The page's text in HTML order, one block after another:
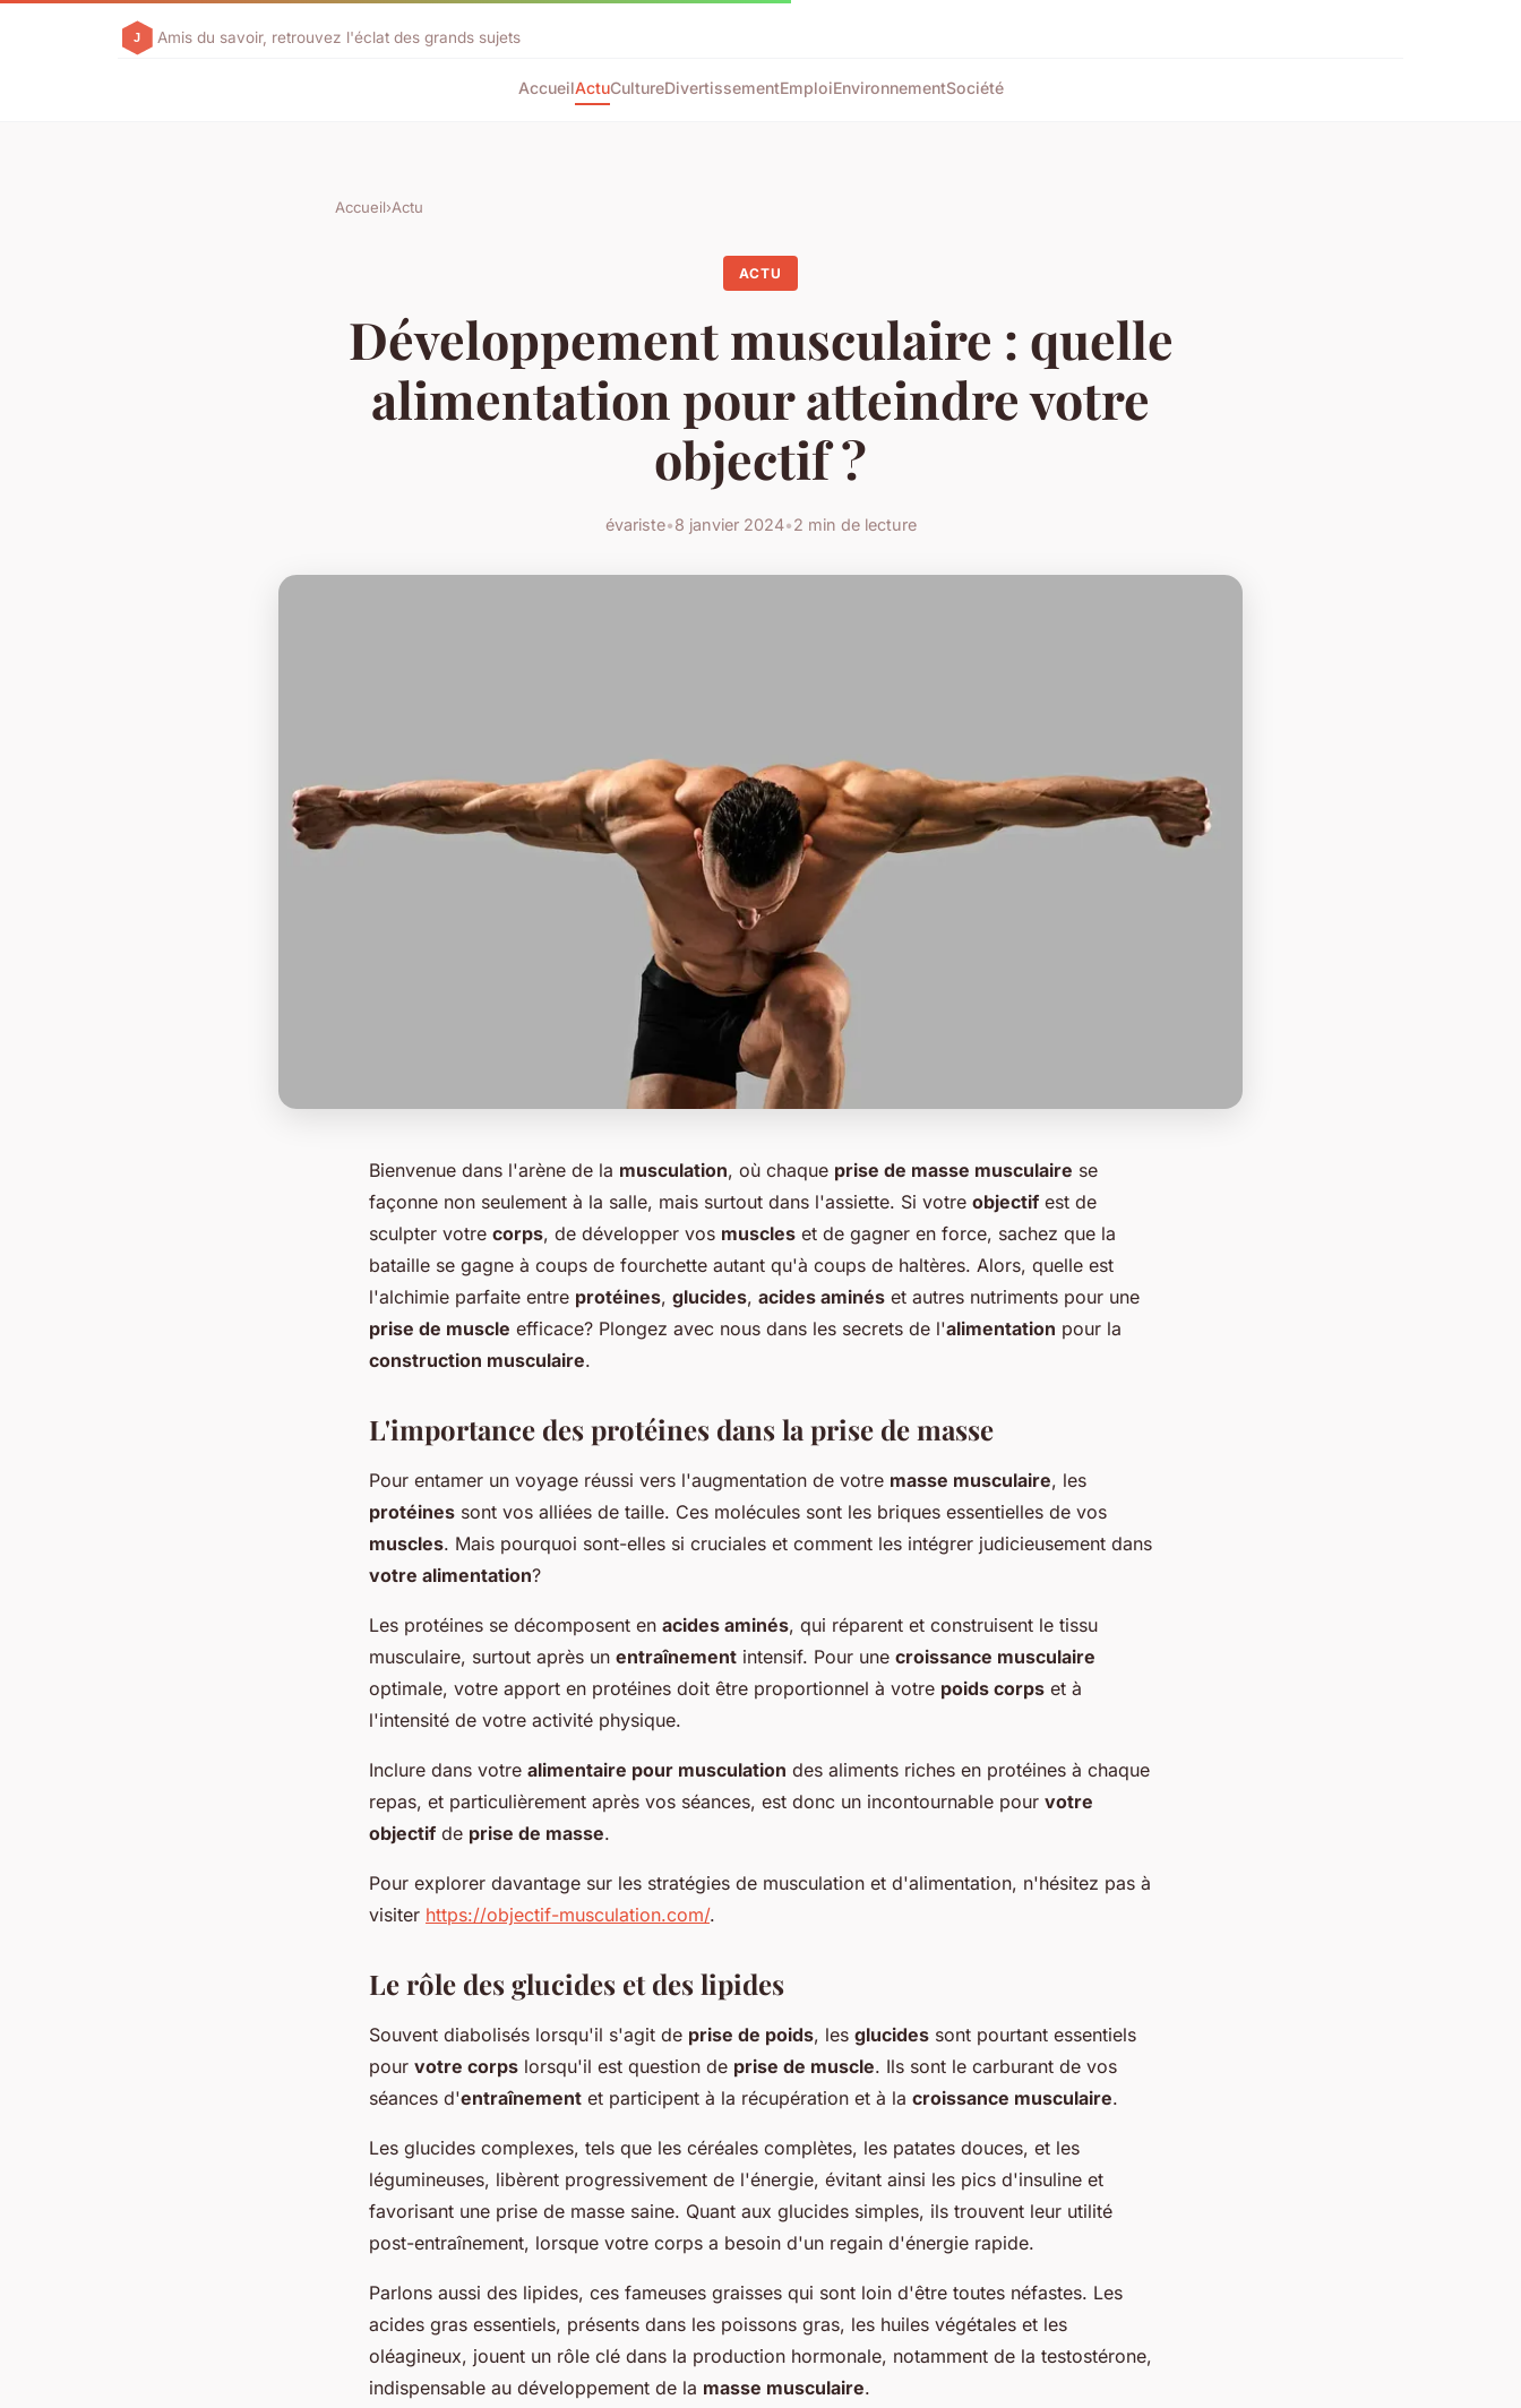
Amis du savoir, retrouvez l'éclat des grands sujets
AccueilActuCultureDivertissementEmploiEnvironnementSociété
Accueil›Actu
ACTU
Développement musculaire : quelle
alimentation pour atteindre votre
objectif ?
évariste•8 janvier 2024•2 min de lecture
Bienvenue dans l'arène de la musculation, où chaque prise de masse musculaire se
façonne non seulement à la salle, mais surtout dans l'assiette. Si votre objectif est de
sculpter votre corps, de développer vos muscles et de gagner en force, sachez que la
bataille se gagne à coups de fourchette autant qu'à coups de haltères. Alors, quelle est
l'alchimie parfaite entre protéines, glucides, acides aminés et autres nutriments pour une
prise de muscle efficace? Plongez avec nous dans les secrets de l'alimentation pour la
construction musculaire.
L'importance des protéines dans la prise de masse
Pour entamer un voyage réussi vers l'augmentation de votre masse musculaire, les
protéines sont vos alliées de taille. Ces molécules sont les briques essentielles de vos
muscles. Mais pourquoi sont-elles si cruciales et comment les intégrer judicieusement dans
votre alimentation?
Les protéines se décomposent en acides aminés, qui réparent et construisent le tissu
musculaire, surtout après un entraînement intensif. Pour une croissance musculaire
optimale, votre apport en protéines doit être proportionnel à votre poids corps et à
l'intensité de votre activité physique.
Inclure dans votre alimentaire pour musculation des aliments riches en protéines à chaque
repas, et particulièrement après vos séances, est donc un incontournable pour votre
objectif de prise de masse.
Pour explorer davantage sur les stratégies de musculation et d'alimentation, n'hésitez pas à
visiter https://objectif-musculation.com/.
Le rôle des glucides et des lipides
Souvent diabolisés lorsqu'il s'agit de prise de poids, les glucides sont pourtant essentiels
pour votre corps lorsqu'il est question de prise de muscle. Ils sont le carburant de vos
séances d'entraînement et participent à la récupération et à la croissance musculaire.
Les glucides complexes, tels que les céréales complètes, les patates douces, et les
légumineuses, libèrent progressivement de l'énergie, évitant ainsi les pics d'insuline et
favorisant une prise de masse saine. Quant aux glucides simples, ils trouvent leur utilité
post-entraînement, lorsque votre corps a besoin d'un regain d'énergie rapide.
Parlons aussi des lipides, ces fameuses graisses qui sont loin d'être toutes néfastes. Les
acides gras essentiels, présents dans les poissons gras, les huiles végétales et les
oléagineux, jouent un rôle clé dans la production hormonale, notamment de la testostérone,
indispensable au développement de la masse musculaire.